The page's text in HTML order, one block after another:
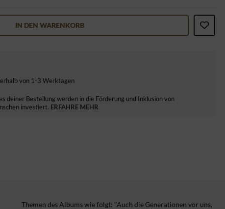
IN DEN WARENKORB
von 1-3 Werktagen
deiner Bestellung werden in die Förderung und Inklusion von
investiert. ERFAHRE MEHR
Themen des Albums wie folgt: "Auch die Generationen vor uns,